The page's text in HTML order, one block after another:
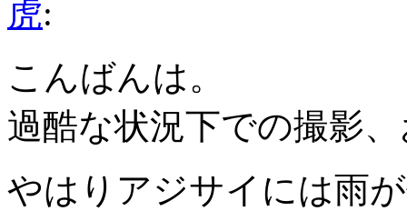
虎:
こんばんは。
過酷な状況下での撮影
やはりアジサイには雨